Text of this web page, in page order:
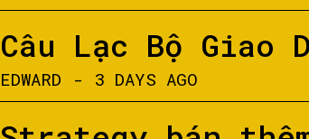
Câu Lạc Bộ
EDWARD - 3 DAYS AGO